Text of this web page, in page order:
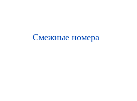
Смежные номера